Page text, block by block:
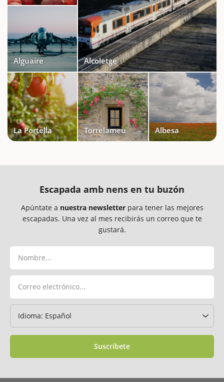
Alguaire Alcoletge
La Portella Torrelameu Albesa
Escapada amb nens en tu buzón
Apúntate a nuestra newsletterpara tener las mejores
escapadas. Una vez al mes recibirás un correo que te
gustará.
Suscríbete